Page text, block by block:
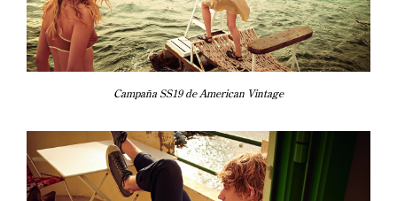
Campaña SS19 de American Vintage